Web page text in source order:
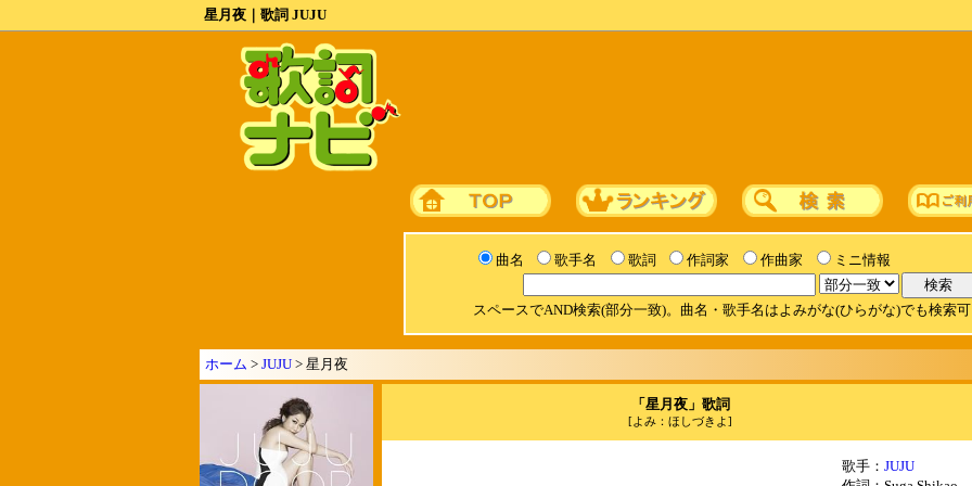
星月夜｜歌詞 JUJU
曲名 歌手名 歌詞 作詞家 作曲家 ミニ情報
スペースでAND検索(部分一致)。曲名・歌手名はよみがな(ひらがな)でも検索
ホーム > JUJU > 星月夜
「星月夜」歌詞
[よみ：ほしづきよ]
歌手： JUJU